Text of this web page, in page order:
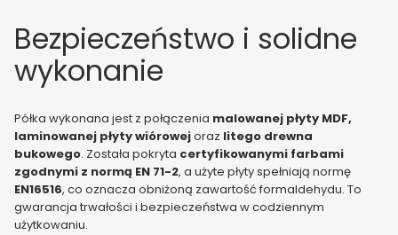
Bezpieczeństwo i solidne
wykonanie
Półka wykonana jest z połączenia malowanej płyty MDF,
laminowanej płyty wiórowejoraz litego drewna
bukowego. Została pokryta certyfikowanymi farbami
zgodnymi z normą EN 71-2, a użyte płyty spełniają normę
EN16516, co oznacza obniżoną zawartość formaldehydu. To
gwarancja trwałości i bezpieczeństwa w codziennym
użytkowaniu.